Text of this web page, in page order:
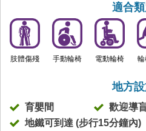
適合類
肢體傷殘 手動輪椅 電動輪椅
地方
育嬰間
歡迎導
地鐵可到達 (步行15分鐘內)